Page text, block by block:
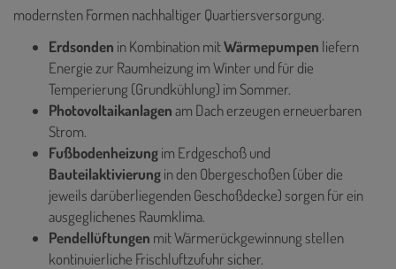
modernsten Formen nachhaltiger Quartiersversorgung.
Erdsonden in Kombination mitWärmepumpen liefern
Energie zurRaumheizung im Winter und für die
Temperierung (Grundkühlung) im Sommer.
Photovoltaikanlagenam Dach erzeugen erneuerbaren
Strom.
Fußbodenheizungim Erdgeschoß und
Bauteilaktivierungin den Obergeschoßen (über die
jeweils darüberliegenden Geschoßdecke) sorgen für ein
ausgeglichenes Raumklima.
Pendellüftungen mit Wärmerückgewinnung stellen
kontinuierliche Frischluftzufuhr sicher.